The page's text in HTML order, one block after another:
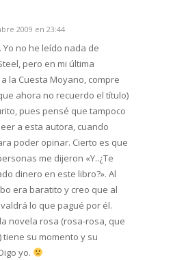
2009 en 23:44
Yo no he leído nada de
pero en mi última
la Cuesta Moyano, compre
ahora no recuerdo el título)
pues pensé que tampoco
a esta autora, cuando
poder opinar. Cierto es que
me dijeron «Y..¿Te
dinero en este libro?». Al
era baratito y creo que al
lo que pagué por él.
novela rosa (rosa-rosa, que
tiene su momento y su
yo.